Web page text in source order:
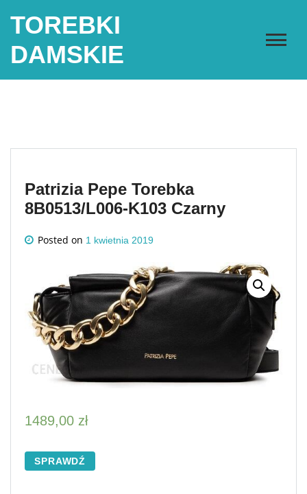
TOREBKI
DAMSKIE
Patrizia Pepe Torebka
8B0513/L006-K103 Czarny
Posted on 1 kwietnia 2019
1489,00 zł
SPRAWDŹ